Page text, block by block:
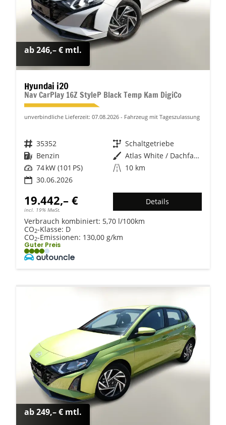
ab 246,– € mtl.
Hyundai i20
Nav CarPlay 16Z StyleP Black Temp Kam DigiCo
unverbindliche Lieferzeit: 07.08.2026 Fahrzeug mit Tageszulassung
Fahrzeugnr. 35352 Getriebe Schaltgetriebe
Kraftstoff Benzin Außenfarbe
Atlas White / Dachfarbe in schwa
Leistung 74 kW (101 PS) Kilometerstand 10 km
30.06.2026
19.442,– €
incl. 19% MwSt.
Details
Verbrauch kombiniert: 5,70 l/100km
CO2-Klasse: D
CO2-Emissionen: 130,00 g/km
Guter Preis
ab 249,– € mtl.